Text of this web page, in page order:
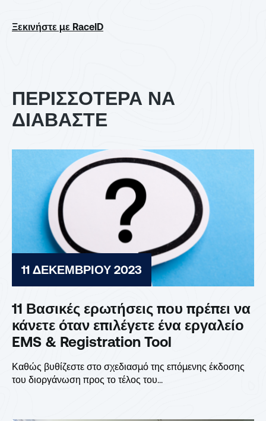
Ξεκινήστε με RaceID
ΠΕΡΙΣΣΟΤΕΡΑ ΝΑ
ΔΙΑΒΑΣΤΕ
11 ΔΕΚΕΜΒΡΊΟΥ 2023
11 Βασικές ερωτήσεις που πρέπει να
κάνετε όταν επιλέγετε ένα εργαλείο
EMS & Registration Tool
Καθώς βυθίζεστε στο σχεδιασμό της επόμενης έκδοσης
του διοργάνωση προς το τέλος του...